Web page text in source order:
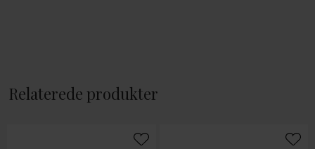
Relaterede produkter